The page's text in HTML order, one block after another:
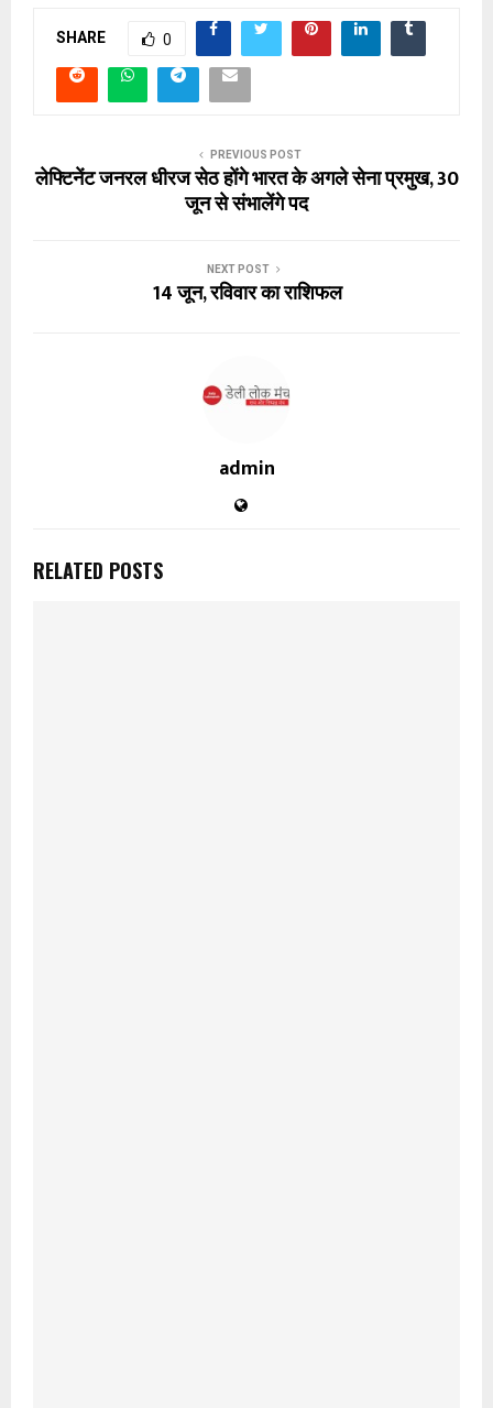
SHARE 0
PREVIOUS POST
लेफ्टिनेंट जनरल धीरज सेठ होंगे भारत के अगले सेना प्रमुख, 30
जून से संभालेंगे पद
NEXT POST
14 जून, रविवार का राशिफल
admin
RELATED POSTS